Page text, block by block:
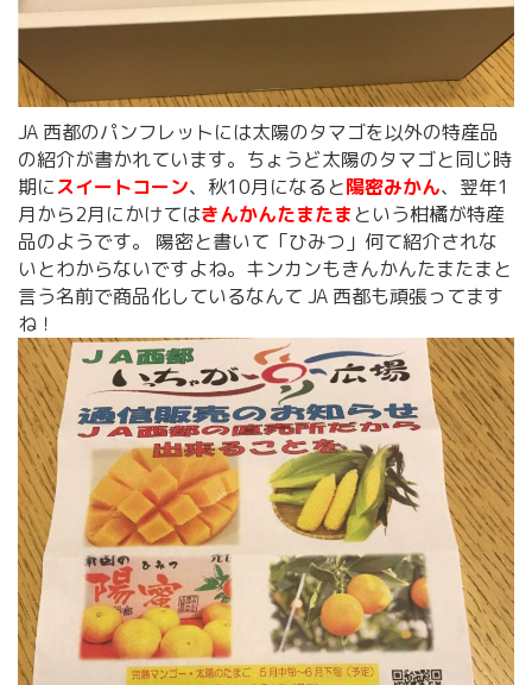
JA 西都のパンフレットには太陽のタマゴを以外の特産品
の紹介が書かれています。ちょうど太陽のタマゴと同じ時
期にスイートコーン、秋10月になると陽密みかん、翌年1
月から2月にかけてはきんかんたまたまという柑橘が特産
品のようです。 陽密と書いて「ひみつ」何て紹介されな
いとわからないですよね。キンカンもきんかんたまたまと
言う名前で商品化しているなんて JA 西都も頑張ってます
ね！